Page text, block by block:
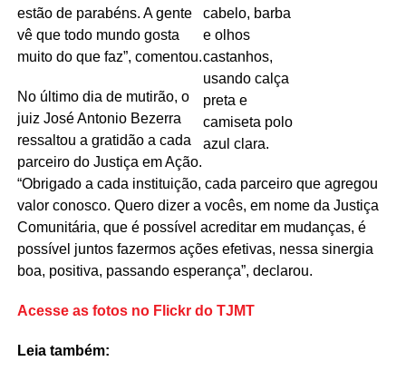
estão de parabéns. A gente
vê que todo mundo gosta
muito do que faz”, comentou.
No último dia de mutirão, o
juiz José Antonio Bezerra
ressaltou a gratidão a cada
parceiro do Justiça em Ação.
“Obrigado a cada instituição, cada parceiro que agregou
valor conosco. Quero dizer a vocês, em nome da Justiça
Comunitária, que é possível acreditar em mudanças, é
possível juntos fazermos ações efetivas, nessa sinergia
boa, positiva, passando esperança”, declarou.
Acesse as fotos no Flickr do TJMT
Leia também: